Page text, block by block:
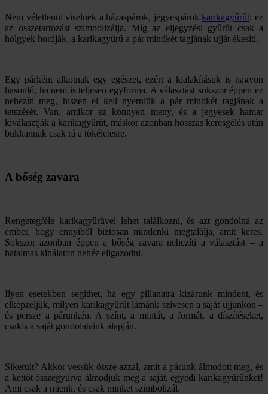
Nem véletlenül viselnek a házaspárok, jegyespárok karikagyűrűt: ez
az összetartozást szimbolizálja. Míg az eljegyzési gyűrűt csak a
hölgyek hordják, a karikagyűrű a pár mindkét tagjának ujját ékesíti.
Egy párként alkotnak egy egészet, ezért a kialakításuk is nagyon
hasonló, ha nem is teljesen egyforma. A választást sokszor éppen ez
nehezíti meg, hiszen el kell nyerniük a pár mindkét tagjának a
tetszését. Van, amikor ez könnyen meny, és a jegyesek hamar
kiválasztják a karikagyűrűt, máskor azonban hosszas keresgélés után
bukkannak csak rá a tökéletesre.
A bőség zavara
Rengetegféle karikagyűrűvel lehet találkozni, és azt gondolná az
ember, hogy ennyiből biztosan mindenki megtalálja, amit keres.
Sokszor azonban éppen a bőség zavara nehezíti a választást – a
hatalmas kínálaton nehéz eligazodni.
Ilyen esetekben segíthet, ha egy pillanatra kizárunk mindent, és
elképzeljük, milyen karikagyűrűt látnánk szívesen a saját ujjunkon –
és persze a párunkén. A színt, a mintát, a formát, a díszítéseket,
csakis a saját gondolataink alapján.
Sikerült? Akkor vessük össze azzal, amit a párunk álmodott meg, és
a kettőt összegyúrva álmodjuk meg a saját, egyedi karikagyűrűnket!
Ami csak a mienk, és csak minket szimbolizál.